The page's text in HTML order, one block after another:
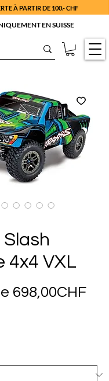
À PARTIR DE 100.- CHF
EN SUISSE
4x4 VXL
698,00CHFPrix